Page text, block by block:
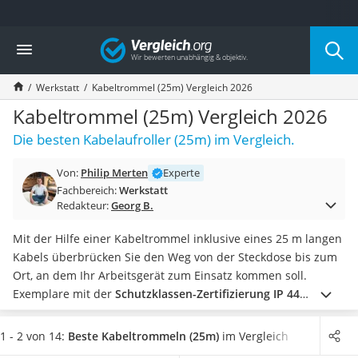
Die beliebtesten Vergleiche nach Kategorie
Baumarkt
Tresor feuerfest
Makita-Akku-Rasenmäher
Kappsäge
Smartes Türschloss
Akku-Rasentrimmer
Split-Klimaanlage 2 Innengeräte
Pelletofen
Tiefbrunnenpumpe
Fliesenschneider
Hochdruckreiniger
Doppelschleifer
Überwachungskamera
Benzinrasenmäher mit Elektrostart
Vergleich
Werkstatt Kabeltrommel (25m) Vergleich 2026
Kabeltrommel (25m) Vergleich 2026
Die besten Kabelaufroller (25m) im Vergleich.
Von: Philip Merten
Experte
Fachbereich:Werkstatt
Redakteur:Georg B.
Mit der Hilfe einer Kabeltrommel inklusive eines 25 m langen
Kabels überbrücken Sie den Weg von der Steckdose bis zum
Ort, an dem Ihr Arbeitsgerät zum Einsatz kommen soll.
Exemplare mit der Schutzklassen-Zertifizierung IP 44
bestehen den Spritzwasser-Test und eignen sich damit auch
für den kurzzeitigen Gebrauch im Freien. Achten Sie
1 - 2 von 14: Beste Kabeltrommeln (25m) im Vergleich